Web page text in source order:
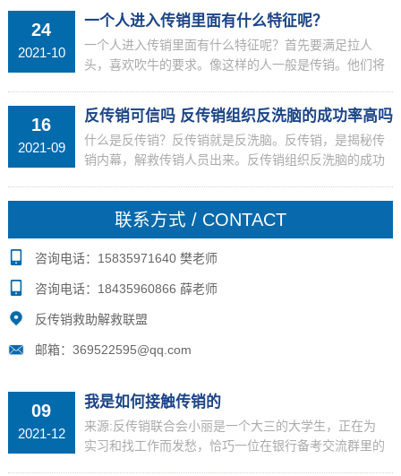
传销。这些新传销套路很深，有反侦察能力。很难识别
它们。今...
24
2021-10
一个人进入传销里面有什么特征呢？
一个人进入传销里面有什么特征呢？首先要满足拉人
头，喜欢吹牛的要求。像这样的人一般是传销。他们将
织。当然，用户应该做出自己的判断，因为用户的不同
判断可能带来...
16
2021-09
反传销可信吗 反传销组织反洗脑的成功率高吗
什么是反传销？反传销就是反洗脑。反传销，是揭秘传
销内幕，解救传销人员出来。反传销组织反洗脑的成功
洗脑专家伪装成委托人的亲朋好友面对面反洗脑劝说总
的成功率...
联系方式 / CONTACT
咨询电话：15835971640 樊老师
咨询电话：18435960866 薛老师
反传销救助解救联盟
邮箱：369522595@qq.com
09
2021-12
我是如何接触传销的
来源:反传销联合会小丽是一个大三的大学生，正在为
实习和找工作而发愁，恰巧一位在银行备考交流群里的